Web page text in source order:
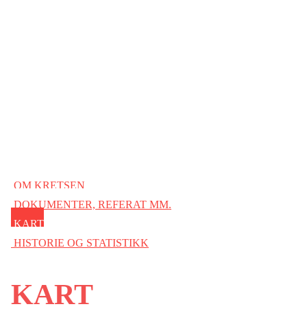
OM KRETSEN
DOKUMENTER, REFERAT MM.
KART
HISTORIE OG STATISTIKK
KART